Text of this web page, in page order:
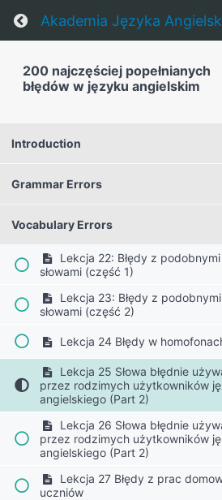
Return to course: 200
Akademia Języka
200 najczęściej popełnianych
błędów w języku angielskim
Introduction
Grammar Errors
Vocabulary Errors
Lekcja 22: Błędy z podobnymi
słowami (część 1)
Lekcja 23: Błędy z podobnymi
słowami (część 2)
Lekcja 24 Błędy w
Lekcja 25 Słowa błędnie
przez rodzimych użytkowników
angielskiego (Part 2)
Lekcja 26 Słowa błędnie
przez rodzimych użytkowników
angielskiego (Part 2)
Lekcja 27 Błędy z prac
uczniów